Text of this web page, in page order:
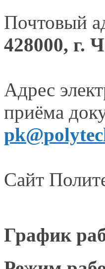
Почтовый
428000, г.
Адрес
приёма
Сайт
График